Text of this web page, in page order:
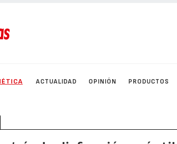
ACTUALIDAD OPINIÓN PRODUCTOS